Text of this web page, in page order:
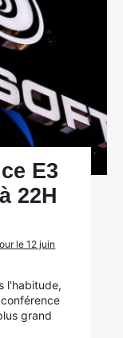
E3
22H
le 12 juin
l'habitude,
grand